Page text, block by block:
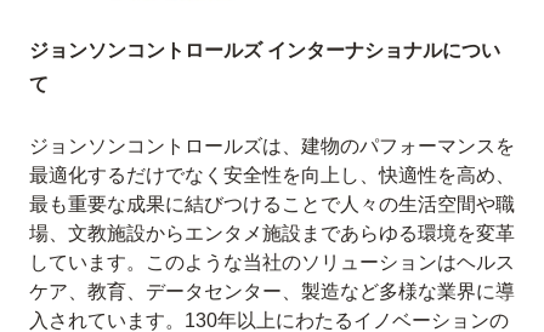
ジョンソンコントロールズ インターナショナルについ
て
ジョンソンコントロールズは、建物のパフォーマンスを
最適化するだけでなく安全性を向上し、快適性を高め、
最も重要な成果に結びつけることで人々の生活空間や職
場、文教施設からエンタメ施設まであらゆる環境を変革
しています。このような当社のソリューションはヘルス
ケア、教育、データセンター、製造など多様な業界に導
入されています。130年以上にわたるイノベーションの